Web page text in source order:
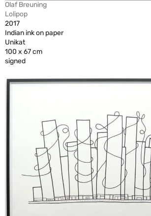
Olaf Breuning
Lolipop
2017
Indian ink on paper
Unikat
100 x 67 cm
signed